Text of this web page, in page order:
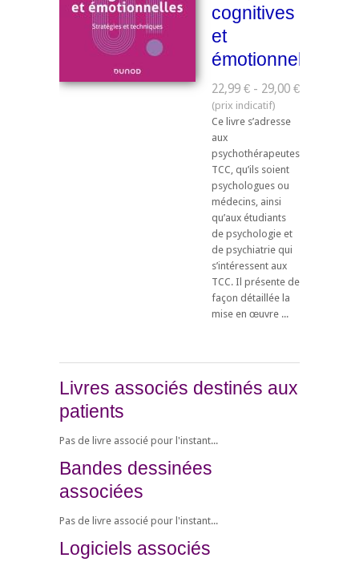
cognitives
et
émotionnelles
22,99 € - 29,00 €
Ce livre s’adresse
aux
psychothérapeutes
TCC, qu’ils soient
psychologues ou
médecins, ainsi
qu’aux étudiants
de psychologie et
de psychiatrie qui
s’intéressent aux
TCC. Il présente de
façon détaillée la
mise en œuvre ...
Livres associés destinés aux
patients
Pas de livre associé pour l'instant...
Bandes dessinées
associées
Pas de livre associé pour l'instant...
Logiciels associés